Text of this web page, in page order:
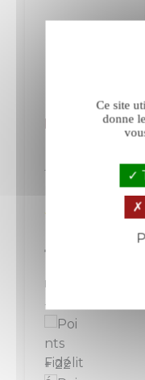
Bonnigal-
Touraine
Loire
Prix
11,00 €
La bouteille de 75 cl
+ 11
+ 22
Ce site
donne